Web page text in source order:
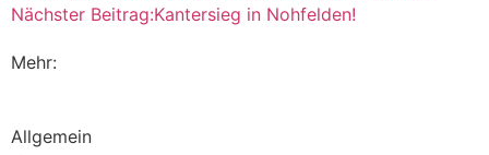
Nächster Beitrag:Kantersieg in Nohfelden!
Mehr:
Allgemein